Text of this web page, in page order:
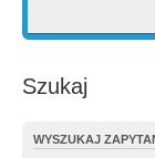
Szukaj
WYSZUKAJ